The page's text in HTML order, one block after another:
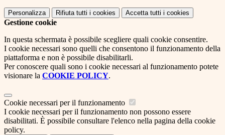
Personalizza Rifiuta tutti i cookies Accetta tutti i cookies
Gestione cookie
In questa schermata è possibile scegliere quali cookie consentire.
I cookie necessari sono quelli che consentono il funzionamento della
piattaforma e non è possibile disabilitarli.
Per conoscere quali sono i cookie necessari al funzionamento potete
visionare la COOKIE POLICY.
Cookie necessari per il funzionamento
I cookie necessari per il funzionamento non possono essere
disabilitati. È possibile consultare l'elenco nella pagina della cookie
policy.